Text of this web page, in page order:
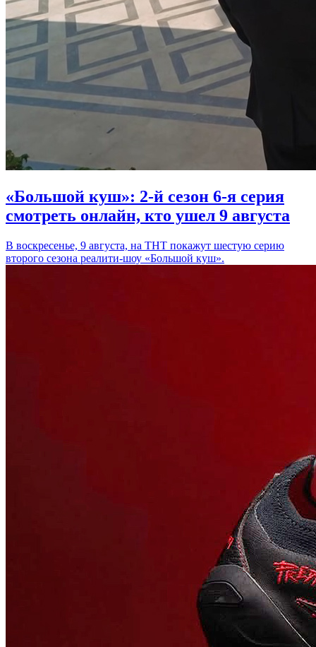
«Большой куш»: 2-й сезон 6-я серия
смотреть онлайн, кто ушел 9 августа
В воскресенье, 9 августа, на ТНТ покажут шестую серию
второго сезона реалити-шоу «Большой куш».